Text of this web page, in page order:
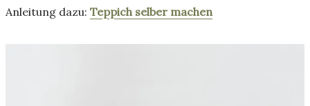
Anleitung dazu: Teppich selber machen